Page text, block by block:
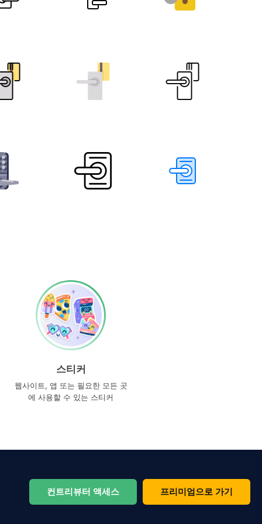
스티커
웹사이트, 앱 또는 필요한 모든 곳
에 사용할 수 있는 스티커
컨트리뷰터 액세스 프리미엄으로 가기